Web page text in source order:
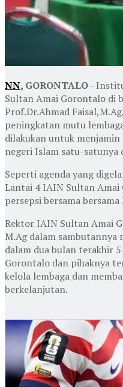
NN, GORONTALO–
Sultan Amai Gorontalo di
Prof.Dr.Ahmad
peningkatan mutu
dilakukan untuk
negeri Islam satu-satunya
Seperti agenda yang
Lantai 4 IAIN Sultan
persepsi bersama
Rektor IAIN Sultan Amai
M.Ag dalam sambutannya
dalam dua bulan terakhir
Gorontalo dan pihaknya
kelola lembaga dan
berkelanjutan.